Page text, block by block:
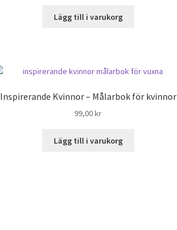
Lägg till i varukorg
Inspirerande Kvinnor – Målarbok för kvinnor
99,00kr
Lägg till i varukorg